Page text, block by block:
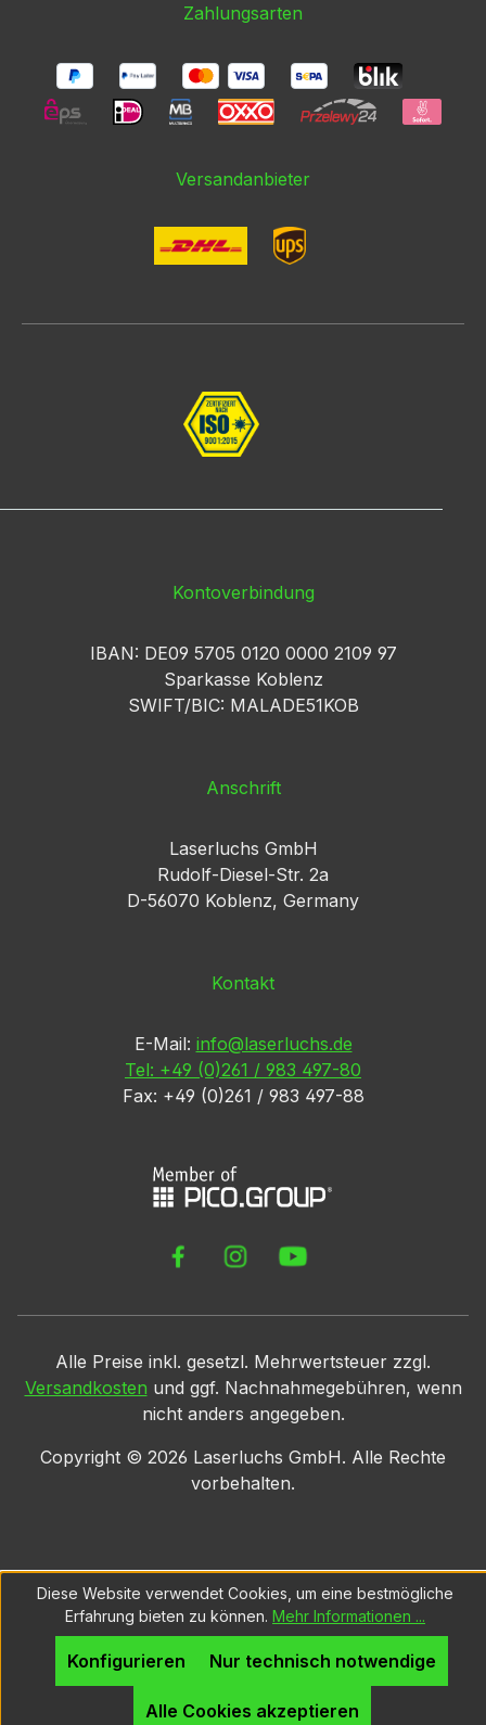
Zahlungsarten
Versandanbieter
Kontoverbindung
IBAN: DE09 5705 0120 0000 2109 97
Sparkasse Koblenz
SWIFT/BIC: MALADE51KOB
Anschrift
Laserluchs GmbH
Rudolf-Diesel-Str. 2a
D-56070 Koblenz, Germany
Kontakt
E-Mail: info@laserluchs.de
Tel: +49 (0)261 / 983 497-80
Fax: +49 (0)261 / 983 497-88
Alle Preise inkl. gesetzl. Mehrwertsteuer zzgl.
Versandkosten und ggf. Nachnahmegebühren, wenn
nicht anders angegeben.
Copyright © 2026 Laserluchs GmbH. Alle Rechte
vorbehalten.
Diese Website verwendet Cookies, um eine bestmögliche
Erfahrung bieten zu können. Mehr Informationen ...
Nur technisch notwendige
Konfigurieren
Alle Cookies akzeptieren